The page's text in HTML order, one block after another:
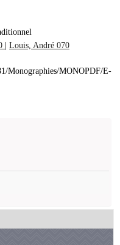
| Louis, André 070
Monographies/MONOPDF/E-